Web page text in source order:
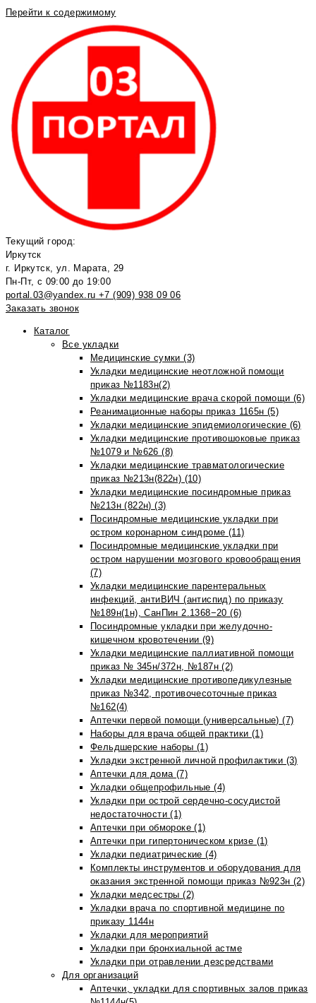
Перейти к содержимому
Текущий город:
Иркутск
г. Иркутск, ул. Марата, 29
Пн-Пт, с 09:00 до 19:00
portal.03@yandex.ru +7 (909) 938 09 06
Заказать звонок
Каталог
Все укладки
Медицинские сумки (3)
Укладки медицинские неотложной помощи
приказ №1183н(2)
Укладки медицинские врача скорой помощи (6)
Реанимационные наборы приказ 1165н (5)
Укладки медицинские эпидемиологические (6)
Укладки медицинские противошоковые приказ
№1079 и №626 (8)
Укладки медицинские травматологические
приказ №213н(822н) (10)
Укладки медицинские посиндромные приказ
№213н (822н) (3)
Посиндромные медицинские укладки при
остром коронарном синдроме (11)
Посиндромные медицинские укладки при
остром нарушении мозгового кровообращения
(7)
Укладки медицинские парентеральных
инфекций, антиВИЧ (антиспид) по приказу
№189н(1н), СанПин 2.1368−20 (6)
Посиндромные укладки при желудочно-
кишечном кровотечении (9)
Укладки медицинские паллиативной помощи
приказ № 345н/372н, №187н (2)
Укладки медицинские противопедикулезные
приказ №342, противочесоточные приказ
№162(4)
Аптечки первой помощи (универсальные) (7)
Наборы для врача общей практики (1)
Фельдшерские наборы (1)
Укладки экстренной личной профилактики (3)
Аптечки для дома (7)
Укладки общепрофильные (4)
Укладки при острой сердечно-сосудистой
недостаточности (1)
Аптечки при обмороке (1)
Аптечки при гипертоническом кризе (1)
Укладки педиатрические (4)
Комплекты инструментов и оборудования для
оказания экстренной помощи приказ №923н (2)
Укладки медсестры (2)
Укладки врача по спортивной медицине по
приказу 1144н
Укладки для мероприятий
Укладки при бронхиальной астме
Укладки при отравлении дезсредствами
Для организаций
Аптечки, укладки для спортивных залов приказ